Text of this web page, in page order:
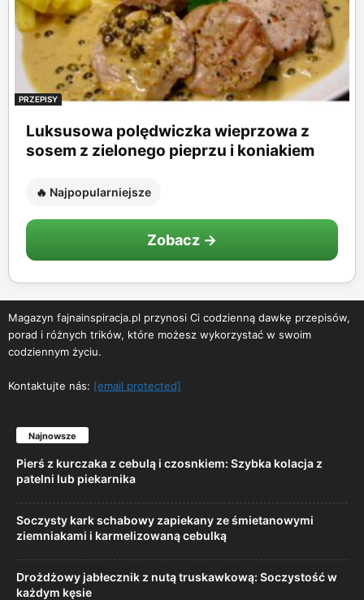
PRZEPISY
Luksusowa polędwiczka wieprzowa z
sosem z zielonego pieprzu i koniakiem
🔥 Najpopularniejsze
Zobacz →
Magazyn fajnainspiracja.pl przynosi Ci codzienną dawkę przepisów,
porad i różnych trików, które możesz wykorzystać w swoim
codziennym życiu.
Kontaktujte nás: [email protected]
Najnowsze
Pierś z kurczaka z cebulą i czosnkiem: Szybka kolacja z
patelni lub piekarnika
Soczysty kark schabowy zapiekany ze śmietanowymi
ziemniakami i karmelizowaną cebulką
Drożdżowy jabłecznik z nutą truskawkową: Soczystość w
każdym kęsie